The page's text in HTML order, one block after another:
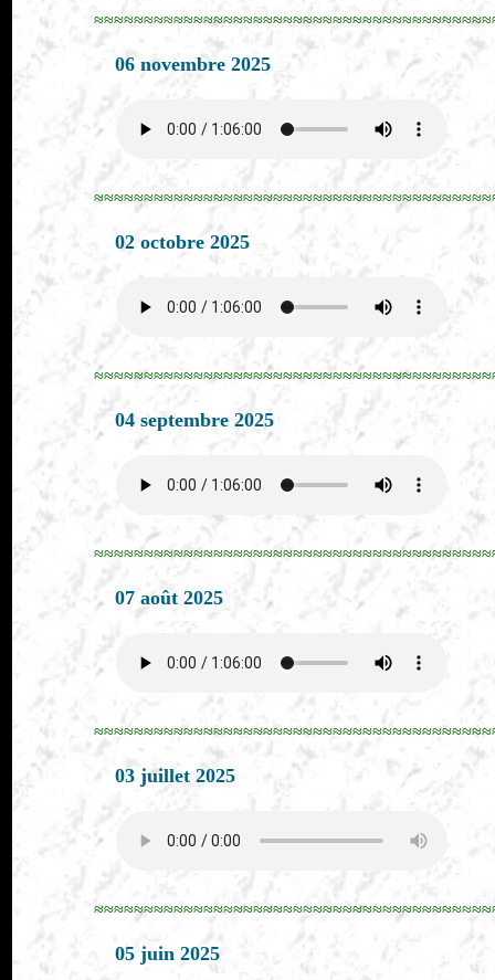
06 novembre 2025
02 octobre 2025
04 septembre 2025
07 août 2025
03 juillet 2025
05 juin 2025